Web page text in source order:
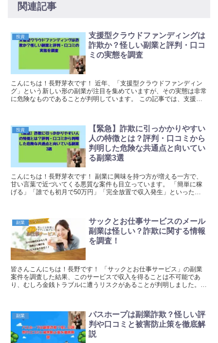
関連記事
投資
支援型クラウドファンディングは
詐欺か？怪しい副業と評判・口コ
ミの実態を調査
こんにちは！長野芽衣です！ 近年、「支援型クラウドファンディン
グ」という新しい形の副業が注目を集めていますが、その実態は非常
に危険なものであることが判明しています。 この記事では、支援型
投資
【緊急】詐欺に引っかかりやすい
人の特徴とは？評判・口コミから
判明した危険な共通点と向いてい
る副業3選
こんにちは！長野芽衣です！ 副業に興味を持つ方が増える一方で、
甘い言葉で近づいてくる悪質な案件も目立っています。 「簡単に稼
げる」「誰でも初月で50万円」「完全放置で収入発生」といった言
副業
サックとお仕事サービスのメール
副業は怪しい？詐欺に関する情報
を調査！
皆さんこんにちは！長野です！ 「サックとお仕事サービス」の副業
案件を調査した結果、このサービスで収入を得ることは不可能であ
り、むしろ金銭トラブルに遭うリスクがあることが判明しました。
副業
パスホープは副業詐欺？怪しい評
判や口コミと被害防止策を徹底解
説